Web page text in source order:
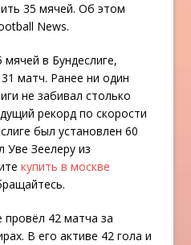
35 мячей. Об этом
News.
в Бундеслиге,
матч. Ранее ни один
не забивал столько
рекорд по скорости
был установлен 60
Уве Зеелеру из
купить в москве
42 матча за
В его активе 42 гола и